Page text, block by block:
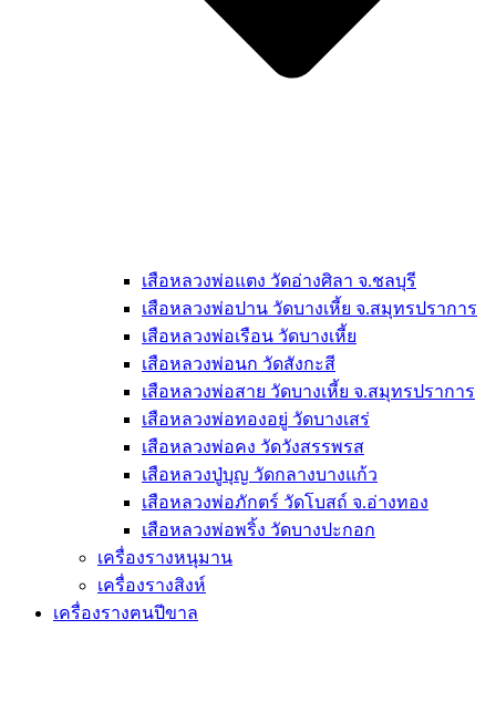
เสือหลวงพ่อแตง วัดอ่างศิลา จ.ชลบุรี
เสือหลวงพ่อปาน วัดบางเหี้ย จ.สมุทรปราการ
เสือหลวงพ่อเรือน วัดบางเหี้ย
เสือหลวงพ่อนก วัดสังกะสี
เสือหลวงพ่อสาย วัดบางเหี้ย จ.สมุทรปราการ
เสือหลวงพ่อทองอยู่ วัดบางเสร่
เสือหลวงพ่อคง วัดวังสรรพรส
เสือหลวงปู่บุญ วัดกลางบางแก้ว
เสือหลวงพ่อภักตร์ วัดโบสถ์ จ.อ่างทอง
เสือหลวงพ่อพริ้ง วัดบางปะกอก
เครื่องรางหนุมาน
เครื่องรางสิงห์
เครื่องรางฅนปีขาล